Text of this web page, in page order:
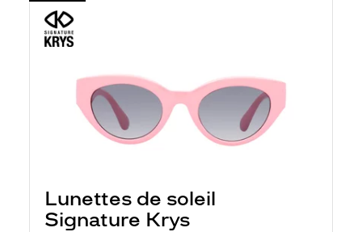
Lunettes de soleil
Signature Krys